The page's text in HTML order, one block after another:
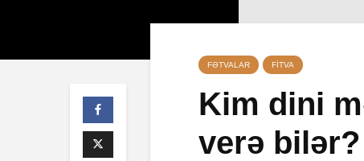
FƏTVALAR FITVA
Kim dini
verə bilər?
Səba surəsi